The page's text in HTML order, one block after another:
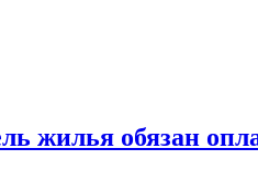
жилья обязан